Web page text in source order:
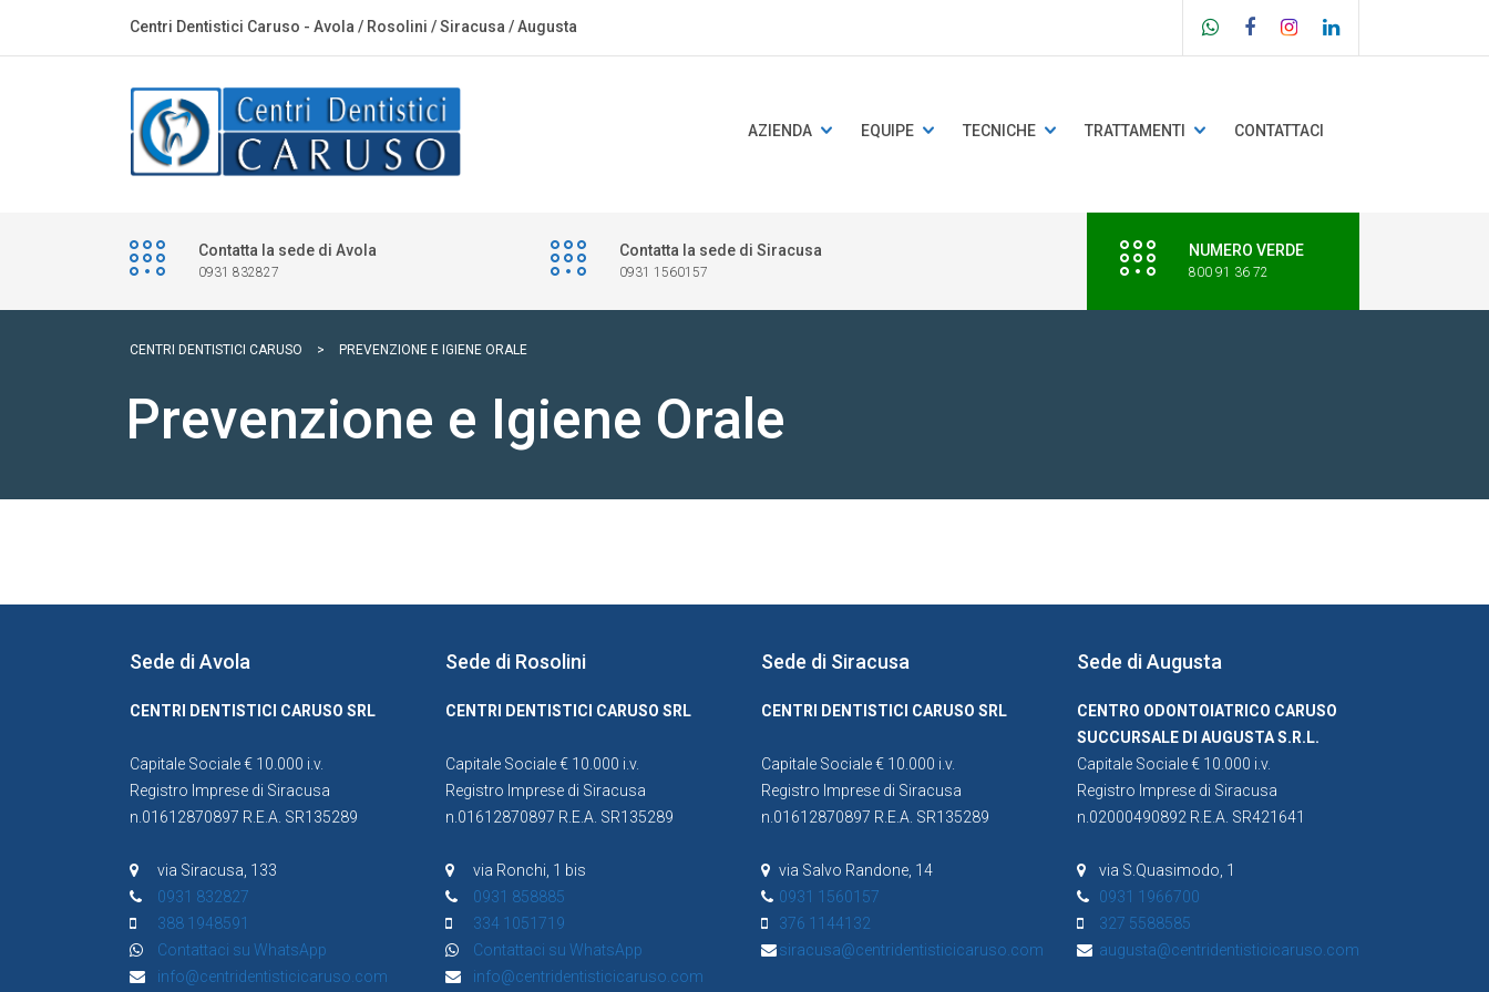
Centri Dentistici Caruso - Avola / Rosolini / Siracusa / Augusta
AZIENDA EQUIPE TECNICHE TRATTAMENTI CONTATTACI
Contatta la sede di Avola
0931 832827
Contatta la sede di Siracusa
0931 1560157
NUMERO VERDE
800 91 36 72
CENTRI DENTISTICI CARUSO > PREVENZIONE E IGIENE ORALE
Prevenzione e Igiene Orale
Sede di Avola
CENTRI DENTISTICI CARUSO SRL
Capitale Sociale € 10.000 i.v.
Registro Imprese di Siracusa
n.01612870897 R.E.A. SR135289
via Siracusa, 133
0931 832827
388 1948591
Contattaci su WhatsApp
info@centridentisticicaruso.com
Sede di Rosolini
CENTRI DENTISTICI CARUSO SRL
Capitale Sociale € 10.000 i.v.
Registro Imprese di Siracusa
n.01612870897 R.E.A. SR135289
via Ronchi, 1 bis
0931 858885
334 1051719
Contattaci su WhatsApp
info@centridentisticicaruso.com
Sede di Siracusa
CENTRI DENTISTICI CARUSO SRL
Capitale Sociale € 10.000 i.v.
Registro Imprese di Siracusa
n.01612870897 R.E.A. SR135289
via Salvo Randone, 14
0931 1560157
376 1144132
siracusa@centridentisticicaruso.com
Sede di Augusta
CENTRO ODONTOIATRICO CARUSO
SUCCURSALE DI AUGUSTA S.R.L.
Capitale Sociale € 10.000 i.v.
Registro Imprese di Siracusa
n.02000490892 R.E.A. SR421641
via S.Quasimodo, 1
0931 1966700
327 5588585
augusta@centridentisticicaruso.com